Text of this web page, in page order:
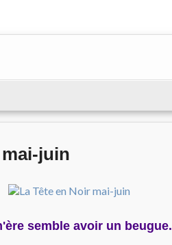
juin
semble avoir un beugue.